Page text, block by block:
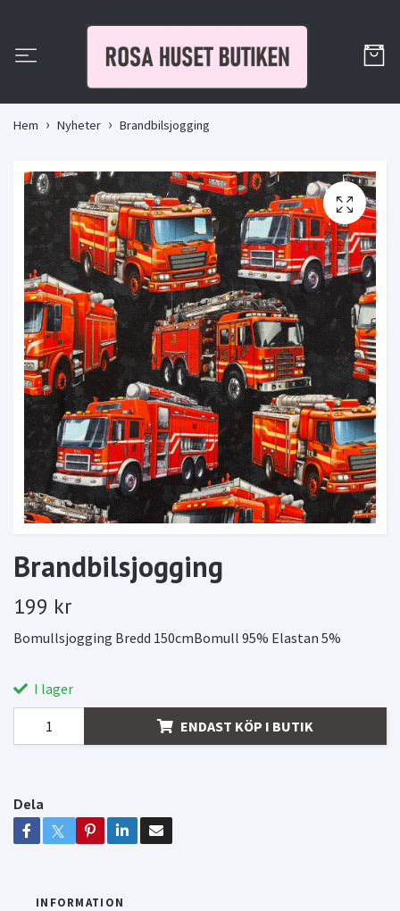
Hem Nyheter Brandbilsjogging
Brandbilsjogging
199 kr
Bomullsjogging Bredd 150cmBomull 95% Elastan 5%
I lager
ENDAST KÖP I BUTIK
Dela
INFORMATION